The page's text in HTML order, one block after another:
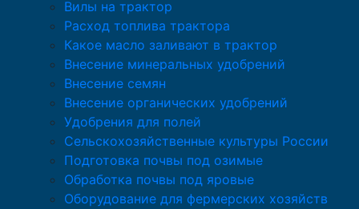
Вилы на трактор
Расход топлива трактора
Какое масло заливают в трактор
Внесение минеральных удобрений
Внесение семян
Внесение органических удобрений
Удобрения для полей
Сельскохозяйственные культуры России
Подготовка почвы под озимые
Обработка почвы под яровые
Оборудование для фермерских хозяйств